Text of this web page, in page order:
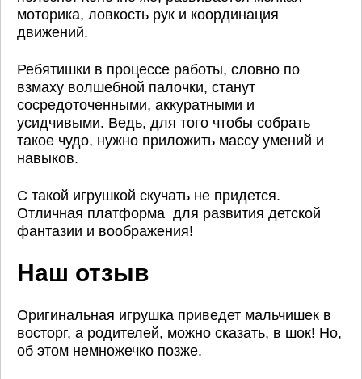
моторика, ловкость рук и координация
движений.
Ребятишки в процессе работы, словно по
взмаху волшебной палочки, станут
сосредоточенными, аккуратными и
усидчивыми. Ведь, для того чтобы собрать
такое чудо, нужно приложить массу умений и
навыков.
С такой игрушкой скучать не придется.
Отличная платформа для развития детской
фантазии и воображения!
Наш отзыв
Оригинальная игрушка приведет мальчишек в
восторг, а родителей, можно сказать, в шок! Но,
об этом немножечко позже.